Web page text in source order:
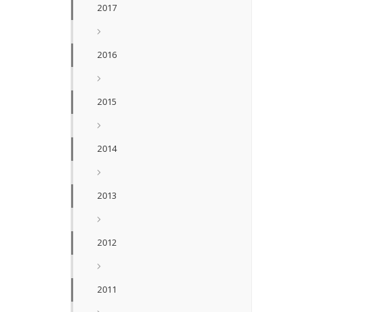
2017
2016
2015
2014
2013
2012
2011